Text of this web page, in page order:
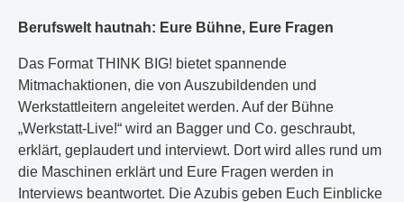
Berufswelt hautnah: Eure Bühne, Eure Fragen
Das Format THINK BIG! bietet spannende
Mitmachaktionen, die von Auszubildenden und
Werkstattleitern angeleitet werden. Auf der Bühne
„Werkstatt-Live!“ wird an Bagger und Co. geschraubt,
erklärt, geplaudert und interviewt. Dort wird alles rund um
die Maschinen erklärt und Eure Fragen werden in
Interviews beantwortet. Die Azubis geben Euch Einblicke